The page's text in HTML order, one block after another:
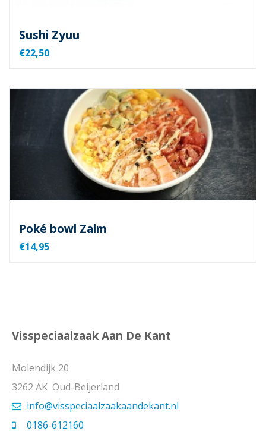
Sushi Zyuu
€22,50
Poké bowl Zalm
€14,95
Visspeciaalzaak Aan De Kant
Molendijk 20
3262 AK Oud-Beijerland
info@visspeciaalzaakaandekant.nl
0186-612160